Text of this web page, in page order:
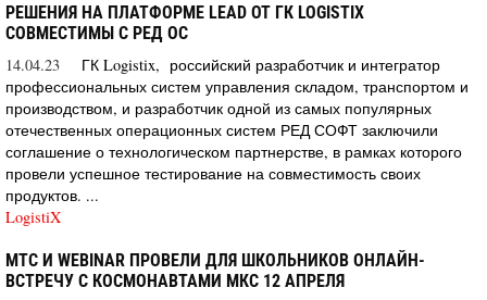
РЕШЕНИЯ НА ПЛАТФОРМЕ LEAD ОТ ГК LOGISTIX
СОВМЕСТИМЫ С РЕД ОС
14.04.23
ГК Logistix, российский разработчик и интегратор
профессиональных систем управления складом, транспортом и
производством, и разработчик одной из самых популярных
отечественных операционных систем РЕД СОФТ заключили
соглашение о технологическом партнерстве, в рамках которого
провели успешное тестирование на совместимость своих
продуктов. ...
LogistiX
МТС И WEBINAR ПРОВЕЛИ ДЛЯ ШКОЛЬНИКОВ ОНЛАЙН-
ВСТРЕЧУ С КОСМОНАВТАМИ МКС 12 АПРЕЛЯ